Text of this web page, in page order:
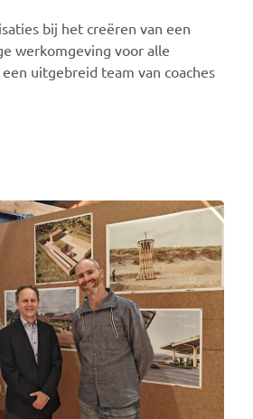
bij het creëren van een
werkomgeving voor alle
uitgebreid team van coaches